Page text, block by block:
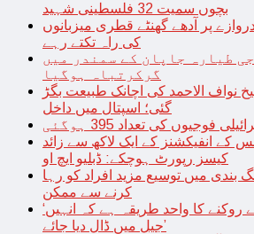
بچوں سمیت 32 فلسطینی شہید
پر آدھے گھنٹے قطری میزبانوں
کی راہ تکتے رہے
طیارہ جاپان کے سمندر میں
گرکرتباہ ہوگیا
86 سالہ شیخ نواف الاحمد کی اچانک طبیعت بگڑ
گئی؛ اسپتال میں داخل
کی تعداد 395 ہوگئی
کے انفیکشنز کے ایک لاکھ سے زائد
کیسز رپورٹ ہوچکے: ڈبلیو ایچ او
بندی میں توسیع مزید افراد کو رہا
کرنے سے ممکن
‘ججوں پر ٹرمپ کے حملے روکنے کا واحد طریقہ ہے کہ انہیں
جیل میں ڈال دیا جائے’